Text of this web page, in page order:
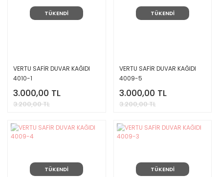
TÜKENDİ
VERTU SAFİR DUVAR KAĞIDI
4010-1
3.000,00 TL
3.200,00 TL
TÜKENDİ
VERTU SAFİR DUVAR KAĞIDI
4009-5
3.000,00 TL
3.200,00 TL
TÜKENDİ TÜKENDİ